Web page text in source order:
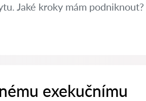
Jaké kroky mám podniknout?
exekučnímu